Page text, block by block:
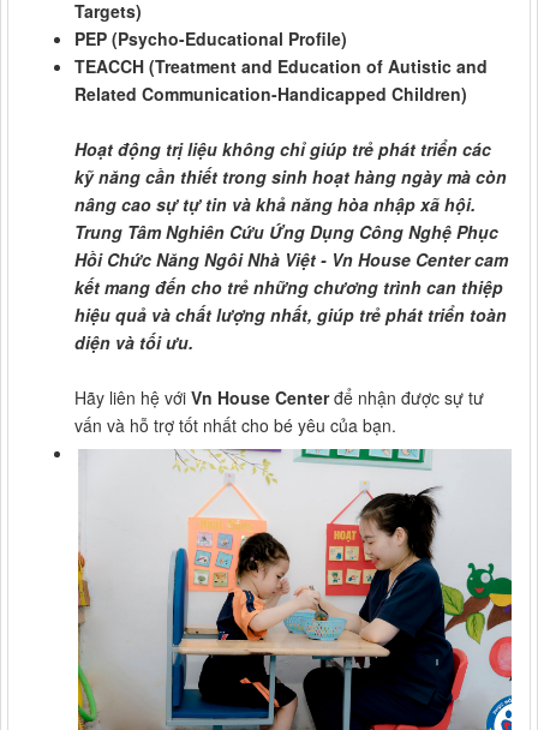
Targets)
PEP (Psycho-Educational Profile)
TEACCH (Treatment and Education of Autistic and
Related Communication-Handicapped Children)
Hoạt động trị liệu không chỉ giúp trẻ phát triển các
kỹ năng cần thiết trong sinh hoạt hàng ngày mà còn
nâng cao sự tự tin và khả năng hòa nhập xã hội.
Trung Tâm Nghiên Cứu Ứng Dụng Công Nghệ Phục
Hồi Chức Năng Ngôi Nhà Việt - Vn House Center cam
kết mang đến cho trẻ những chương trình can thiệp
hiệu quả và chất lượng nhất, giúp trẻ phát triển toàn
diện và tối ưu.
Hãy liên hệ với Vn House Centerđể nhận được sự tư
vấn và hỗ trợ tốt nhất cho bé yêu của bạn.